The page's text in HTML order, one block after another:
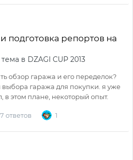
подготовка репортов на
тема в DZAGI CUP 2013
обзор гаража и его переделок?
выбора гаража для покупки. я уже
в этом плане, некоторый опыт.
ответов 1